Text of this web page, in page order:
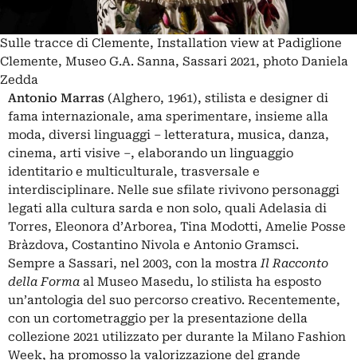
Sulle tracce di Clemente, Installation view at Padiglione
Clemente, Museo G.A. Sanna, Sassari 2021, photo Daniela
Zedda
Antonio Marras (Alghero, 1961), stilista e designer di
fama internazionale, ama sperimentare, insieme alla
moda, diversi linguaggi ‒ letteratura, musica, danza,
cinema, arti visive ‒, elaborando un linguaggio
identitario e multiculturale, trasversale e
interdisciplinare. Nelle sue sfilate rivivono personaggi
legati alla cultura sarda e non solo, quali Adelasia di
Torres, Eleonora d’Arborea, Tina Modotti, Amelie Posse
Bràzdova, Costantino Nivola e Antonio Gramsci.
Sempre a Sassari, nel 2003, con la mostraIl Racconto
della Forma al Museo Masedu, lo stilista ha esposto
un’antologia del suo percorso creativo. Recentemente,
con un cortometraggio per la presentazione della
collezione 2021 utilizzato per durante la Milano Fashion
Week, ha promosso la valorizzazione del grande